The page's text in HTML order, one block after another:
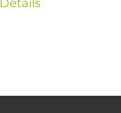
Détails